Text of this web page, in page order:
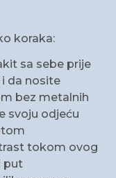
koraka:
sa sebe prije
da nosite
bez metalnih
svoju odjeću
tokom ovog
put